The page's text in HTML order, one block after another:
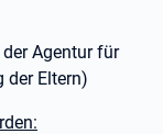
Agentur für
der Eltern)